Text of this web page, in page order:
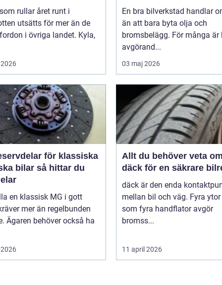
rullar året runt i
utsätts för mer än de
i övriga landet. Kyla,
En bra bilverkstad handlar
än att bara byta olja och
bromsbelägg. För många är
avgörand...
03 maj 2026
för klassiska
så hittar du
en klassisk MG i gott
mer än regelbunden
Ägaren behöver också ha
Allt du behöver veta
däck för en säkrare
däck är den enda
mellan bil och väg. Fyra
som fyra handflator avgör
bromss...
11 april 2026